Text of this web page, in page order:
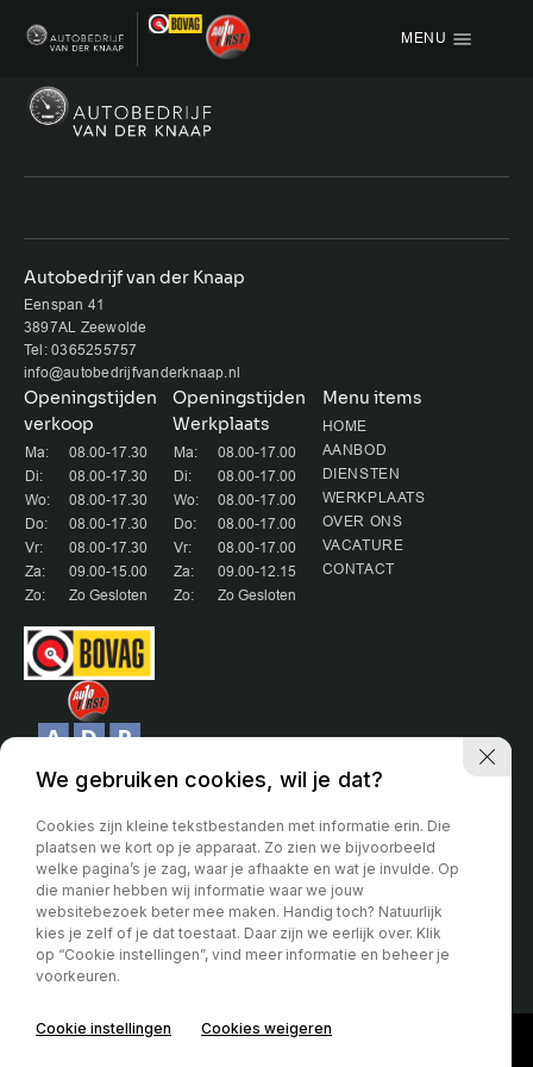
MENU
Menu items
HOME
VERKOCHT
CONTACT
Autobedrijf van der Knaap
Eenspan 41
3897AL Zeewolde
Tel: 0365255757
info@autobedrijfvanderknaap.nl
Openingstijden
verkoop
Ma:
08.00-17.30
Di:
08.00-17.30
Wo:
08.00-17.30
Do:
08.00-17.30
Vr:
08.00-17.30
Za:
09.00-15.00
Zo:
Zo Gesloten
Openingstijden
Werkplaats
Ma:
08.00-17.00
Di:
08.00-17.00
Wo:
08.00-17.00
Do:
08.00-17.00
Vr:
08.00-17.00
Za:
09.00-12.15
Zo:
Zo Gesloten
Menu items
HOME
AANBOD
DIENSTEN
WERKPLAATS
OVER ONS
VACATURE
CONTACT
Partner van:
Voor de algemene voorwaarden hanteren wij de voorwaarde van de
Bovag. Deze kunt u vinden op de site van de Bovag.
Privacy verklaring
We gebruiken cookies, wil je dat?
Cookies zijn kleine tekstbestanden met informatie erin. Die
plaatsen we kort op je apparaat. Zo zien we bijvoorbeeld
welke pagina’s je zag, waar je afhaakte en wat je invulde. Op
die manier hebben wij informatie waar we jouw
websitebezoek beter mee maken. Handig toch? Natuurlijk
kies je zelf of je dat toestaat. Daar zijn we eerlijk over. Klik
op “Cookie instellingen”, vind meer informatie en beheer je
voorkeuren.
Cookie instellingen Cookies weigeren